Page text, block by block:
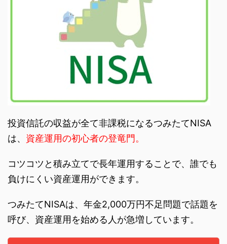
投資信託の収益が全て非課税になるつみたてNISA
は、 資産運用の初心者の登竜門。
コツコツと積み立てで長年運用することで、誰でも
負けにくい資産運用ができます。
つみたてNISAは、年金2,000万円不足問題で話題を
呼び、資産運用を始める人が急増しています。